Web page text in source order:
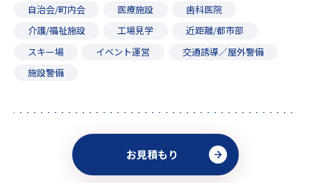
自治会/町内会
医療施設
歯科医院
介護/福祉施設
工場見学
近距離/都市部
スキー場
イベント運営
交通誘導／屋外警備
施設警備
お見積もり